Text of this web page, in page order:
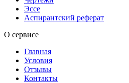
Эссе
Аспирантский реферат
О сервисе
Главная
Условия
Отзывы
Контакты